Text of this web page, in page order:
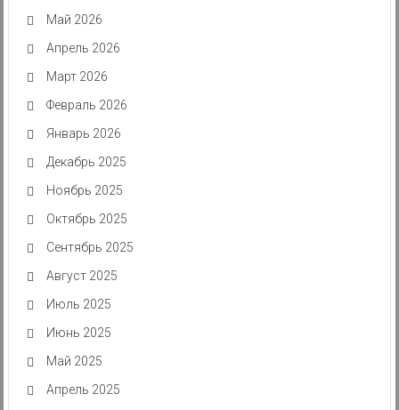
Май 2026
Апрель 2026
Март 2026
Февраль 2026
Январь 2026
Декабрь 2025
Ноябрь 2025
Октябрь 2025
Сентябрь 2025
Август 2025
Июль 2025
Июнь 2025
Май 2025
Апрель 2025